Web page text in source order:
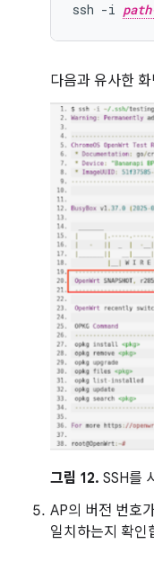
ssh -i
다음과 유사한
그림 12. SSH를
AP의 버전 번호
일치하는지 확인